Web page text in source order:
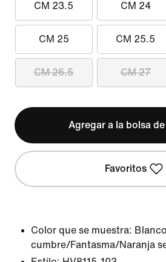
CM 23.5 CM 24
CM 25 CM 25.5
CM 26.5 CM 27
Agregar a la bolsa
Favoritos
Color que se muestra: Blanco
cumbre/Fantasma/Naranja